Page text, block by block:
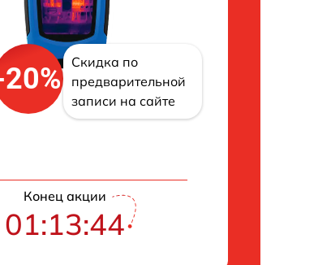
Скидка по
предварительной
записи на сайте
Конец акции
01:13:43